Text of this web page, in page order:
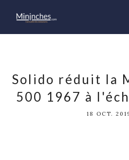
Solido réduit la
500 1967 à
18 OCT.